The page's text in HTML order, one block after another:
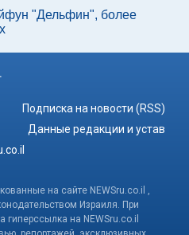
"Дельфин", более
Подписка на новости (RSS)
Данные редакции и устав
на сайте NEWSru.co.il ,
Израиля. При
гиперссылка на NEWSru.co.il